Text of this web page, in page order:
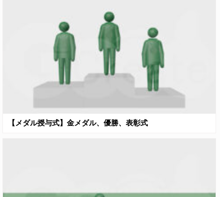
【メダル授与式】金メダル、優勝、表彰式